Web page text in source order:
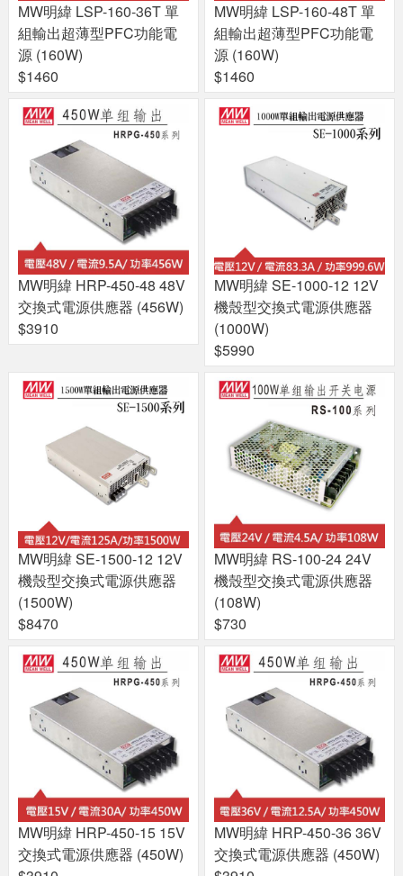
MW明緯 LSP-160-36T 單
組輸出超薄型PFC功能電
源 (160W)
$1460
MW明緯 LSP-160-48T 單
組輸出超薄型PFC功能電
源 (160W)
$1460
MW明緯 HRP-450-48 48V
交換式電源供應器 (456W)
$3910
MW明緯 SE-1000-12 12V
機殼型交換式電源供應器
(1000W)
$5990
MW明緯 SE-1500-12 12V
機殼型交換式電源供應器
(1500W)
$8470
MW明緯 RS-100-24 24V
機殼型交換式電源供應器
(108W)
$730
MW明緯 HRP-450-15 15V
交換式電源供應器 (450W)
MW明緯 HRP-450-36 36V
交換式電源供應器 (450W)